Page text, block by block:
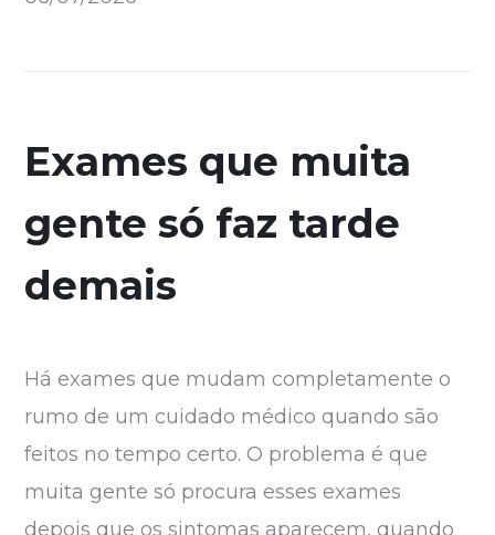
Exames que muita
gente só faz tarde
demais
Há exames que mudam completamente o
rumo de um cuidado médico quando são
feitos no tempo certo. O problema é que
muita gente só procura esses exames
depois que os sintomas aparecem, quando